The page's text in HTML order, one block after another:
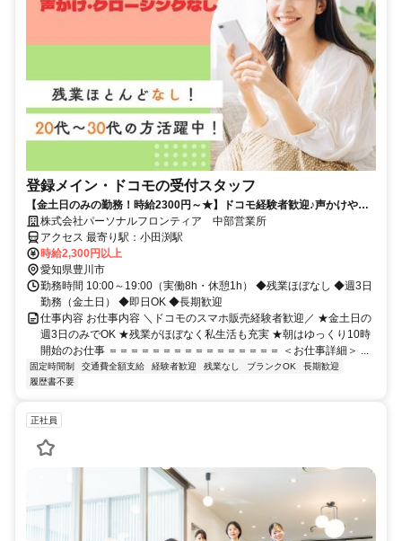
登録メイン・ドコモの受付スタッフ
【金土日のみの勤務！時給2300円～★】ドコモ経験者歓迎♪声かけやク
ロージングはナシ！
株式会社パーソナルフロンティア 中部営業所
アクセス 最寄り駅：小田渕駅
時給2,300円以上
愛知県豊川市
勤務時間 10:00～19:00（実働8h・休憩1h） ◆残業ほぼなし ◆週3日
勤務（金土日） ◆即日OK ◆長期歓迎
仕事内容 お仕事内容 ＼ドコモのスマホ販売経験者歓迎／ ★金土日の
週3日のみでOK ★残業がほぼなく私生活も充実 ★朝はゆっくり10時
開始のお仕事 ＝＝＝＝＝＝＝＝＝＝＝＝＝＝＝＝ ＜お仕事詳細＞ ...
固定時間制 交通費全額支給 経験者歓迎 残業なし ブランクOK
長期歓迎
履歴書不要
正社員